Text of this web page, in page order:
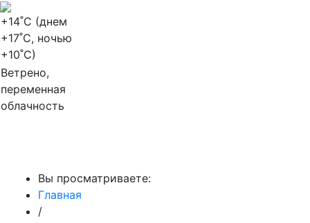
+14˚C (днем
+17˚C, ночью
+10˚C)
Ветрено,
переменная
облачность
Вы просматриваете:
Главная
/